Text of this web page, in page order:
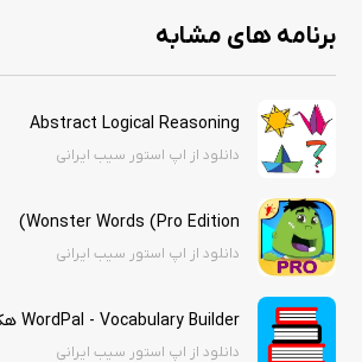
برنامه های مشابه
Abstract Logical Reasoning
دانلود از اپ استور سیب ایرانی
Wonster Words (Pro Edition)
دانلود از اپ استور سیب ایرانی
WordPal - Vocabulary Builder هک شده
دانلود از اپ استور سیب ایرانی